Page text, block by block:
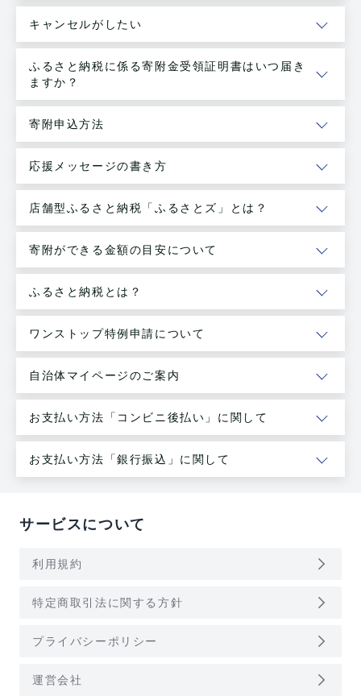
キャンセルがしたい
ふるさと納税に係る寄附金受領証明書はいつ届き
ますか？
寄附申込方法
応援メッセージの書き方
店舗型ふるさと納税「ふるさとズ」とは？
寄附ができる金額の目安について
ふるさと納税とは？
ワンストップ特例申請について
自治体マイページのご案内
お支払い方法「コンビニ後払い」に関して
お支払い方法「銀行振込」に関して
サービスについて
利用規約 arrow_forward_ios
特定商取引法に関する方針 arrow_forward_ios
プライバシーポリシー arrow_forward_ios
運営会社 arrow_forward_ios